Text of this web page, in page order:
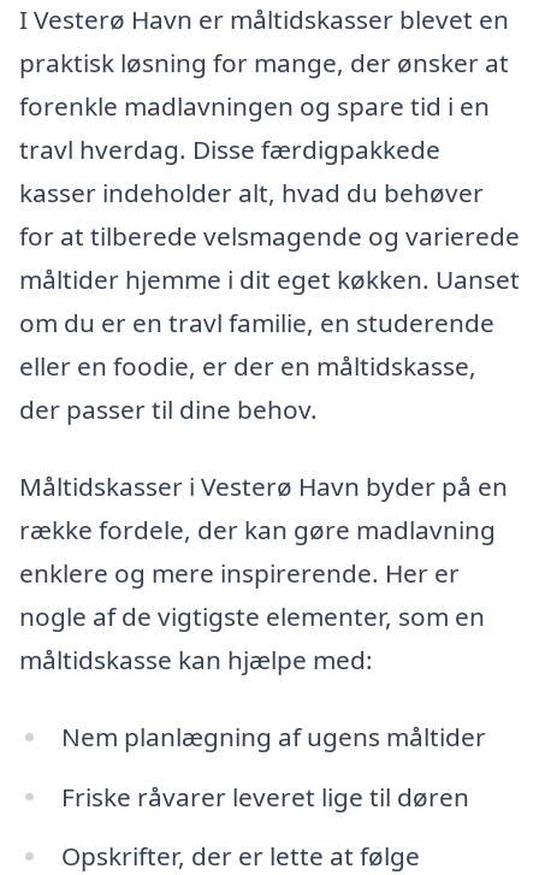
I Vesterø Havn er måltidskasser blevet en
praktisk løsning for mange, der ønsker at
forenkle madlavningen og spare tid i en
travl hverdag. Disse færdigpakkede
kasser indeholder alt, hvad du behøver
for at tilberede velsmagende og varierede
måltider hjemme i dit eget køkken. Uanset
om du er en travl familie, en studerende
eller en foodie, er der en måltidskasse,
der passer til dine behov.
Måltidskasser i Vesterø Havn byder på en
række fordele, der kan gøre madlavning
enklere og mere inspirerende. Her er
nogle af de vigtigste elementer, som en
måltidskasse kan hjælpe med:
Nem planlægning af ugens måltider
Friske råvarer leveret lige til døren
Opskrifter, der er lette at følge